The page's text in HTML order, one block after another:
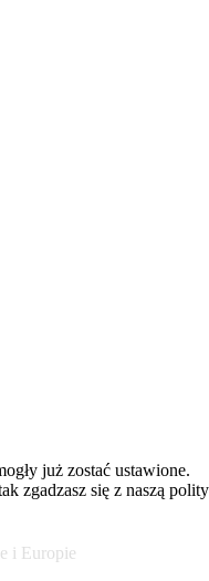
już zostać ustawione.
zgadzasz się z naszą
i Europie